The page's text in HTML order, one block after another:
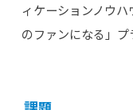
ィケーションノウ
のファンになる」プ